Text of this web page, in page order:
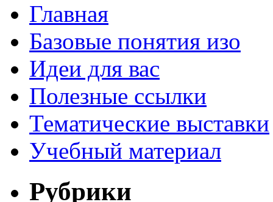
Главная
Базовые понятия изо
Идеи для вас
Полезные ссылки
Тематические выставки
Учебный материал
Рубрики